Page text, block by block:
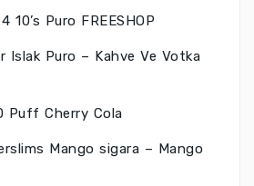
10’s Puro FREESHOP
Islak Puro – Kahve Ve Votka
Puff Cherry Cola
Mango sigara – Mango